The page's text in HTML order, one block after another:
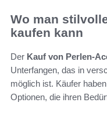
Wo man
kaufen kann
Der Kauf von Perlen-
Unterfangen, das in
möglich ist. Käufer
Optionen, die ihren